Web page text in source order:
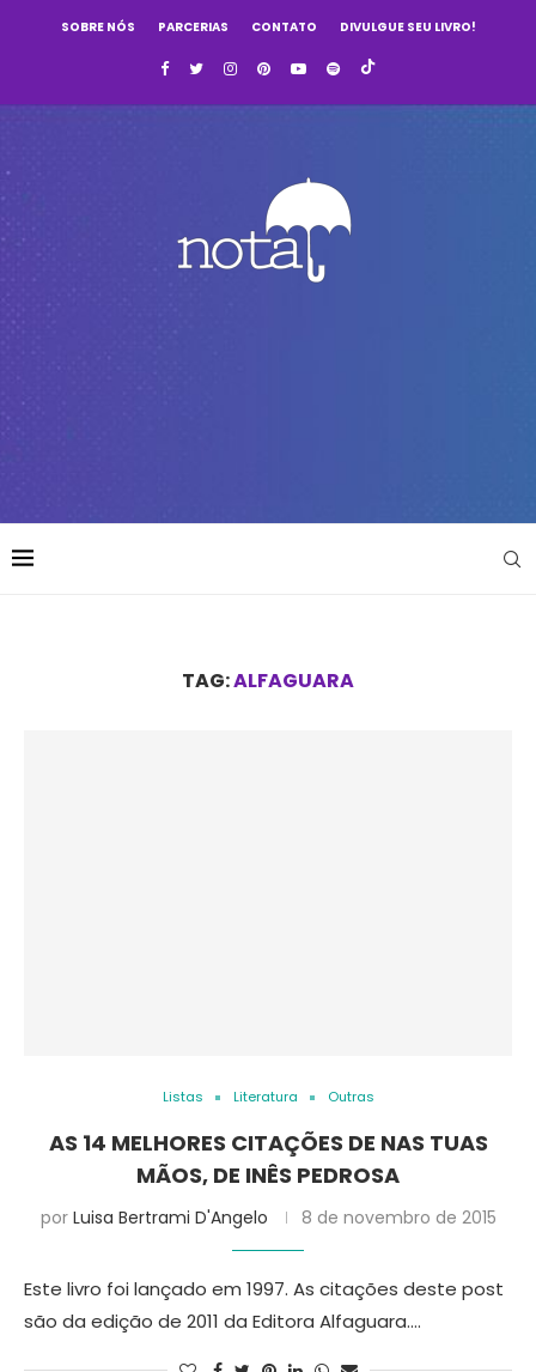
SOBRE NÓS PARCERIAS CONTATO DIVULGUE SEU LIVRO!
TAG:ALFAGUARA
Listas Literatura Outras
AS 14 MELHORES CITAÇÕES DE NAS TUAS
MÃOS, DE INÊS PEDROSA
por Luisa Bertrami D'Angelo 8 de novembro de 2015
Este livro foi lançado em 1997. As citações deste post
são da edição de 2011 da Editora Alfaguara.…